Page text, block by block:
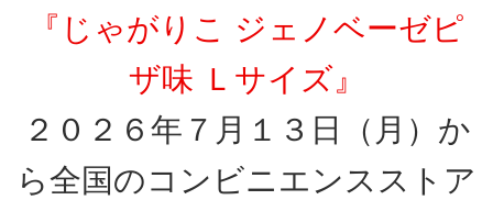
『じゃがりこ ジェノベーゼピ
ザ味 Ｌサイズ』
２０２６年７月１３日（月）か
ら全国のコンビニエンスストア